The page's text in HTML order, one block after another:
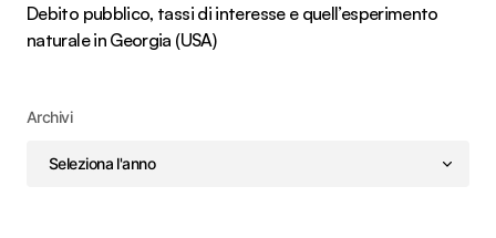
Debito pubblico, tassi di interesse e quell’esperimento
naturale in Georgia (USA)
Archivi